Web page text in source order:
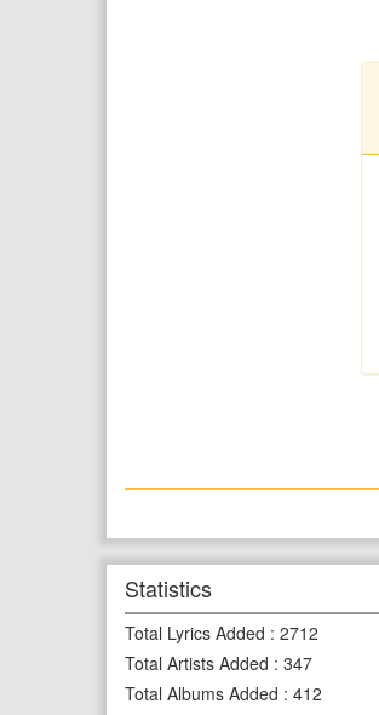
Statistics
Total Lyrics Added : 2712
Total Artists Added : 347
Total Albums Added : 412